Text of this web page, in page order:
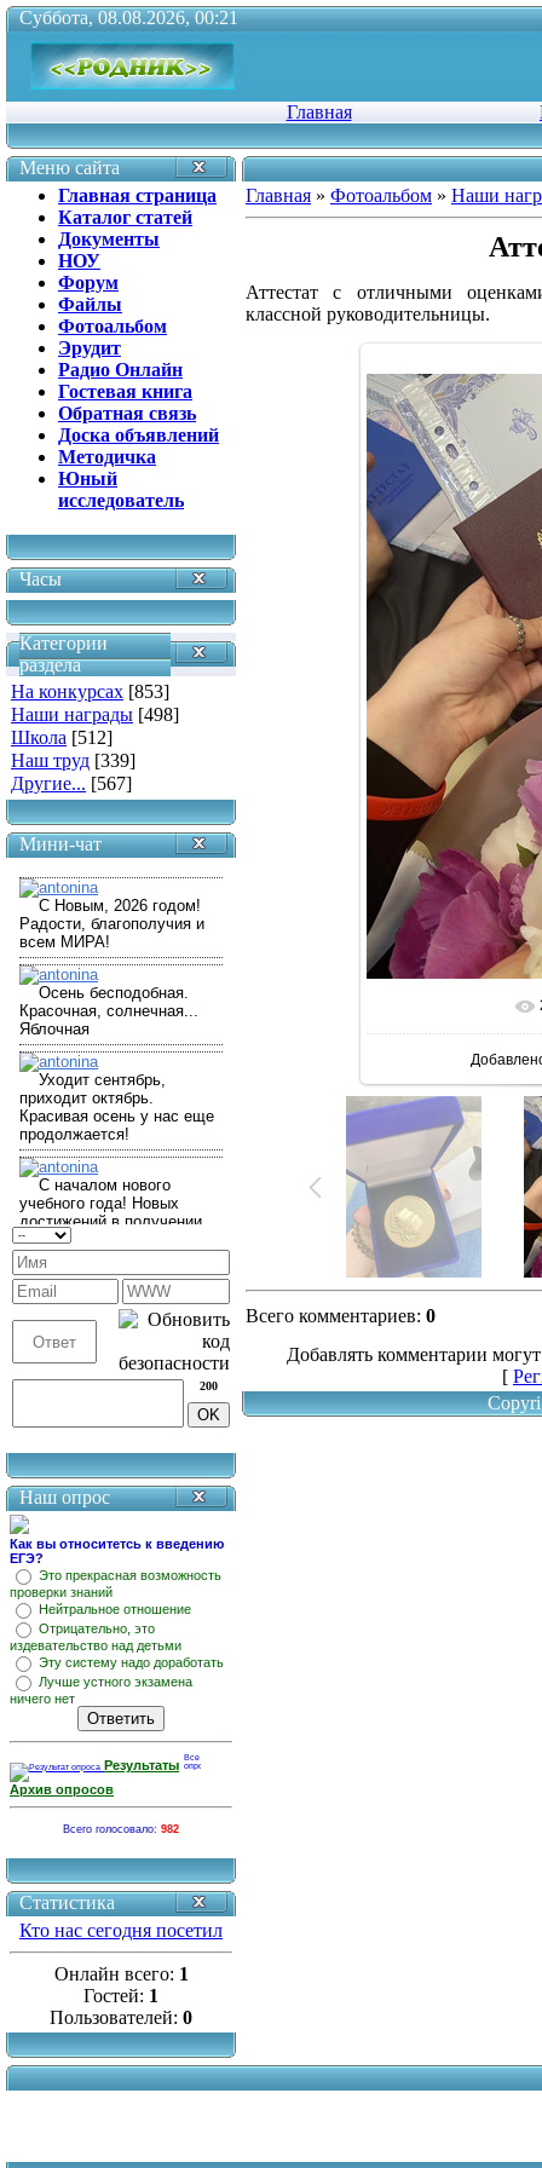
Суббота, 08.08.2026, 00:21
Главная
Меню сайта
Главная страница
Каталог статей
Документы
НОУ
Форум
Файлы
Фотоальбом
Эрудит
Радио Онлайн
Гостевая книга
Обратная связь
Доска объявлений
Методичка
Юный
исследователь
Часы
Категории
раздела
На конкурсах [853]
Наши награды [498]
Школа [512]
Наш труд [339]
Другие... [567]
Мини-чат
200
Наш опрос
Как вы относитетсь к введению
ЕГЭ?
Это прекрасная возможность
проверки знаний
Нейтральное отношение
Отрицательно, это
издевательство над детьми
Эту систему надо доработать
Лучше устного экзамена
ничего нет
Результаты
Архив опросов
Всего голосовало: 982
Статистика
Кто нас сегодня посетил
Онлайн всего: 1
Гостей: 1
Пользователей: 0
Главная » Фотоальбом » Наши
Аттестат с отличными
классной руководительницы.
В
Всего комментариев: 0
Добавлять комментарии
[